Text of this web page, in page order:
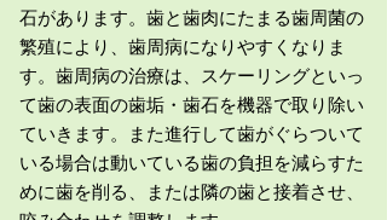
石があります。歯と歯肉にたまる歯周菌の
繁殖により、歯周病になりやすくなりま
す。歯周病の治療は、スケーリングといっ
て歯の表面の歯垢・歯石を機器で取り除い
ていきます。また進行して歯がぐらついて
いる場合は動いている歯の負担を減らすた
めに歯を削る、または隣の歯と接着させ、